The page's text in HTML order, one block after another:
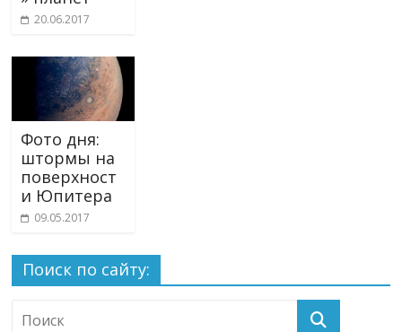
20.06.2017
Фото дня:
штормы на
поверхност
и Юпитера
09.05.2017
Поиск по сайту: